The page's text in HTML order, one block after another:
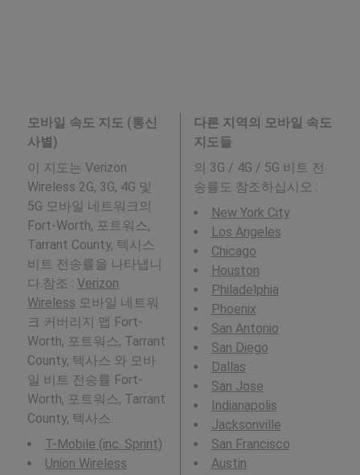
모바일 속도 지도 (통신
사별)
이 지도는 Verizon
Wireless 2G, 3G, 4G 및
5G 모바일 네트워크의
Fort-Worth, 포트워스,
Tarrant County, 텍사스
비트 전송률을 나타냅니
다.참조 : Verizon
Wireless 모바일 네트워
크 커버리지 맵 Fort-
Worth, 포트워스, Tarrant
County, 텍사스 와 모바
일 비트 전송률 Fort-
Worth, 포트워스, Tarrant
County, 텍사스.
T-Mobile (inc. Sprint)
Union Wireless
다른 지역의 모바일 속도
지도들
의 3G / 4G / 5G 비트 전
송률도 참조하십시오 :
New York City
Los Angeles
Chicago
Houston
Philadelphia
Phoenix
San Antonio
San Diego
Dallas
San Jose
Indianapolis
Jacksonville
San Francisco
Austin